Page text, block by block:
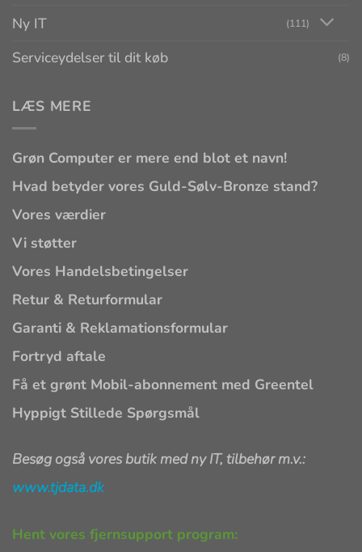
Ny IT (111)
Serviceydelser til dit køb (8)
LÆS MERE
Grøn Computer er mere end blot et navn!
Hvad betyder vores Guld-Sølv-Bronze stand?
Vores værdier
Vi støtter
Vores Handelsbetingelser
Retur & Returformular
Garanti & Reklamationsformular
Fortryd aftale
Få et grønt Mobil-abonnement med Greentel
Hyppigt Stillede Spørgsmål
Besøg også vores butik med ny IT, tilbehør m.v.:
www.tjdata.dk
Hent vores fjernsupport program: